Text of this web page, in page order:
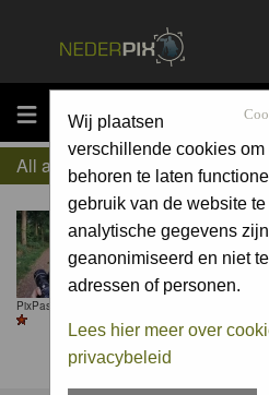
MENU
Wij plaatsen
verschillende cookies
behoren te laten
gebruik van de website
analytische gegevens
geanonimiseerd en niet
adressen of personen.
Lees hier meer over
privacybeleid
All about Jurgen Maassen
PixPas Plus till 12 Jun 2027